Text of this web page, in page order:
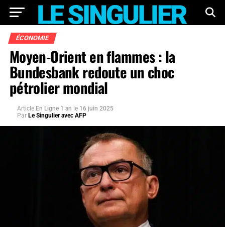
ÉCONOMIE
Moyen-Orient en flammes : la
Bundesbank redoute un choc
pétrolier mondial
Article En Ligne 1 an le 16 juin 2025
Par Le Singulier avec AFP